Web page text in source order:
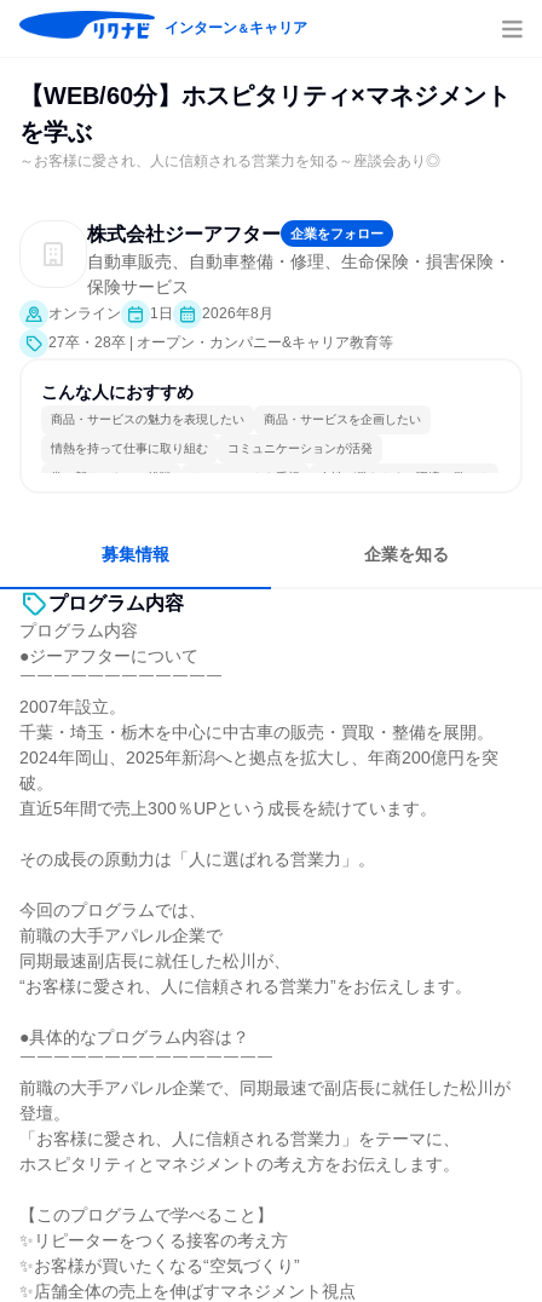
インターン＆キャリア
【WEB/60分】ホスピタリティ×マネジメント
を学ぶ
～お客様に愛され、人に信頼される営業力を知る～座談会あり◎
株式会社ジーアフター 企業をフォロー
自動車販売、自動車整備・修理、生命保険・損害保険・
保険サービス
オンライン 1日
2026年8月
27卒・28卒 | オープン・カンパニー&キャリア教育等
こんな人におすすめ
商品・サービスの魅力を表現したい 商品・サービスを企画したい
情熱を持って仕事に取り組む コミュニケーションが活発
常に新しいものに挑戦 チームワークを重視 女性が働きやすい環境で働ける
募集情報 企業を知る
プログラム内容
プログラム内容
●ジーアフターについて
￣￣￣￣￣￣￣￣￣￣￣￣
2007年設立。
千葉・埼玉・栃木を中心に中古車の販売・買取・整備を展開。
2024年岡山、2025年新潟へと拠点を拡大し、年商200億円を突
破。
直近5年間で売上300％UPという成長を続けています。
その成長の原動力は「人に選ばれる営業力」。
今回のプログラムでは、
前職の大手アパレル企業で
同期最速副店長に就任した松川が、
“お客様に愛され、人に信頼される営業力”をお伝えします。
●具体的なプログラム内容は？
￣￣￣￣￣￣￣￣￣￣￣￣￣￣￣
前職の大手アパレル企業で、同期最速で副店長に就任した松川が
登壇。
「お客様に愛され、人に信頼される営業力」をテーマに、
ホスピタリティとマネジメントの考え方をお伝えします。
【このプログラムで学べること】
✨リピーターをつくる接客の考え方
✨お客様が買いたくなる“空気づくり”
✨店舗全体の売上を伸ばすマネジメント視点